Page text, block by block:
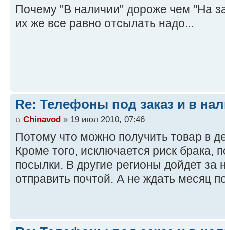
Почему "В наличии" дороже чем "На
их же все равно отсылать надо...
Re: Телефоны под заказ и в
Chinavod » 19 июл 2010, 07:46
Потому что можно получить товар в
Кроме того, исключается риск брака,
посылки. В другие регионы дойдет за
отправить почтой. А не ждать месяц